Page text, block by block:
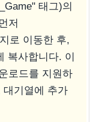
태그)의
저
로 이동한 후,
복사합니다. 이
로드를 지원하
대기열에 추가